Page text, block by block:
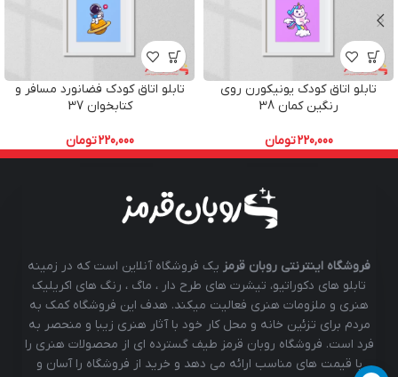
تابلو اتاق کودک یونیکورن روی
رنگین کمان 38
220,000تومان
تابلو اتاق کودک فضانورد مسافر و
کتابخوان 37
220,000تومان
فروشگاه اینترنتی روبان قرمز یک فروشگاه آنلاین است که در زمینه
تابلو های دکوراتیو، تیشرت های طرح دار ، ماگ ، رنگ های اکریلیک
هنری و ملزومات هنری فعالیت میکند. هدف این فروشگاه کمک به
مردم برای تزئین خانه و محل کار خود با آثار هنری زیبا و منحصر به
فرد است. فروشگاه روبان قرمز طیف گسترده ای از محصولات هنری را
با قیمت های مناسب ارائه می دهد و خرید از فروشگاه را آسان و